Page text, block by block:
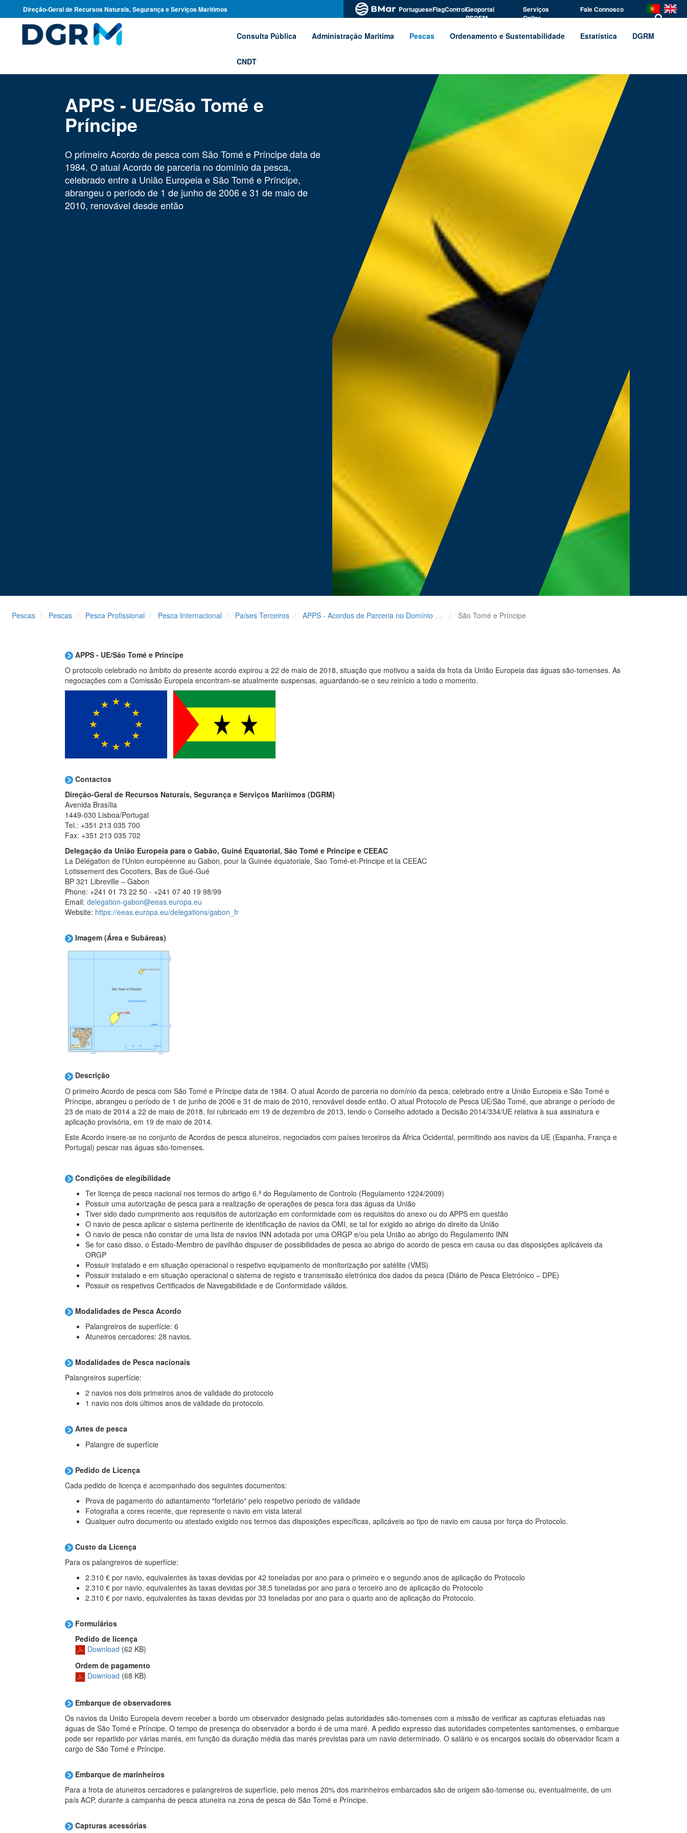
Direção-Geral de Recursos Naturais, Segurança e Serviços Marítimos PortugueseFlagControlGeoportal
PSOEM
Serviços
Online
Fale Connosco
Consulta Pública Administração Maritima Pescas Ordenamento e Sustentabilidade Estatística DGRM
CNDT
APPS - UE/São Tomé e
Príncipe
O primeiro Acordo de pesca com São Tomé e Príncipe data de
1984. O atual Acordo de parceria no domínio da pesca,
celebrado entre a União Europeia e São Tomé e Príncipe,
abrangeu o período de 1 de junho de 2006 e 31 de maio de
2010, renovável desde então
Pescas Pescas Pesca Profissional Pesca Internacional Países Terceiros APPS - Acordos de Parceria no Domínio da Pesca Sustentável São Tomé e Príncipe
APPS - UE/São Tomé e Príncipe
O protocolo celebrado no âmbito do presente acordo expirou a 22 de maio de 2018, situação que motivou a saída da frota da União Europeia das águas são-tomenses. As
negociações com a Comissão Europeia encontram-se atualmente suspensas, aguardando-se o seu reinício a todo o momento.
Contactos
Direção-Geral de Recursos Naturais, Segurança e Serviços Marítimos (DGRM)
Avenida Brasília
1449-030 Lisboa/Portugal
Tel.: +351 213 035 700
Fax: +351 213 035 702
Delegação da União Europeia para o Gabão, Guiné Equatorial, São Tomé e Príncipe e CEEAC
La Délégation de l'Union européenne au Gabon, pour la Guinée équatoriale, Sao Tomé-et-Principe et la CEEAC
Lotissement des Cocotiers, Bas de Gué-Gué
BP 321 Libreville – Gabon
Phone: +241 01 73 22 50 - +241 07 40 19 98/99
Email: delegation-gabon@eeas.europa.eu
Website: https://eeas.europa.eu/delegations/gabon_fr
Imagem (Área e Subáreas)
Descrição
O primeiro Acordo de pesca com São Tomé e Príncipe data de 1984. O atual Acordo de parceria no domínio da pesca, celebrado entre a União Europeia e São Tomé e
Príncipe, abrangeu o período de 1 de junho de 2006 e 31 de maio de 2010, renovável desde então. O atual Protocolo de Pesca UE/São Tomé, que abrange o período de
23 de maio de 2014 a 22 de maio de 2018, foi rubricado em 19 de dezembro de 2013, tendo o Conselho adotado a Decisão 2014/334/UE relativa à sua assinatura e
aplicação provisória, em 19 de maio de 2014.
Este Acordo insere-se no conjunto de Acordos de pesca atuneiros, negociados com países terceiros da África Ocidental, permitindo aos navios da UE (Espanha, França e
Portugal) pescar nas águas são-tomenses.
Condições de elegibilidade
Ter licença de pesca nacional nos termos do artigo 6.ª do Regulamento de Controlo (Regulamento 1224/2009)
Possuir uma autorização de pesca para a realização de operações de pesca fora das águas da União
Tiver sido dado cumprimento aos requisitos de autorização em conformidade com os requisitos do anexo ou do APPS em questão
O navio de pesca aplicar o sistema pertinente de identificação de navios da OMI, se tal for exigido ao abrigo do direito da União
O navio de pesca não constar de uma lista de navios INN adotada por uma ORGP e/ou pela União ao abrigo do Regulamento INN
Se for caso disso, o Estado-Membro de pavilhão dispuser de possibilidades de pesca ao abrigo do acordo de pesca em causa ou das disposições aplicáveis da
ORGP
Possuir instalado e em situação operacional o respetivo equipamento de monitorização por satélite (VMS)
Possuir instalado e em situação operacional o sistema de registo e transmissão eletrónica dos dados da pesca (Diário de Pesca Eletrónico – DPE)
Possuir os respetivos Certificados de Navegabilidade e de Conformidade válidos.
Modalidades de Pesca Acordo
Palangreiros de superfície: 6
Atuneiros cercadores: 28 navios.
Modalidades de Pesca nacionais
Palangreiros superfície:
2 navios nos dois primeiros anos de validade do protocolo
1 navio nos dois últimos anos de validade do protocolo.
Artes de pesca
Palangre de superfície
Pedido de Licença
Cada pedido de licença é acompanhado dos seguintes documentos:
Prova de pagamento do adiantamento "forfetário" pelo respetivo período de validade
Fotografia a cores recente, que represente o navio em vista lateral
Qualquer outro documento ou atestado exigido nos termos das disposições específicas, aplicáveis ao tipo de navio em causa por força do Protocolo.
Custo da Licença
Para os palangreiros de superfície:
2.310 € por navio, equivalentes às taxas devidas por 42 toneladas por ano para o primeiro e o segundo anos de aplicação do Protocolo
2.310 € por navio, equivalentes às taxas devidas por 38,5 toneladas por ano para o terceiro ano de aplicação do Protocolo
2.310 € por navio, equivalentes às taxas devidas por 33 toneladas por ano para o quarto ano de aplicação do Protocolo.
Formulários
Pedido de licença
Download (62 KB)
Ordem de pagamento
Download (68 KB)
Embarque de observadores
Os navios da União Europeia devem receber a bordo um observador designado pelas autoridades são-tomenses com a missão de verificar as capturas efetuadas nas
águas de São Tomé e Príncipe. O tempo de presença do observador a bordo é de uma maré. A pedido expresso das autoridades competentes santomenses, o embarque
pode ser repartido por várias marés, em função da duração média das marés previstas para um navio determinado. O salário e os encargos sociais do observador ficam a
cargo de São Tomé e Príncipe.
Embarque de marinheiros
Para a frota de atuneiros cercadores e palangreiros de superfície, pelo menos 20% dos marinheiros embarcados são de origem são-tomense ou, eventualmente, de um
país ACP, durante a campanha de pesca atuneira na zona de pesca de São Tomé e Príncipe.
Capturas acessórias